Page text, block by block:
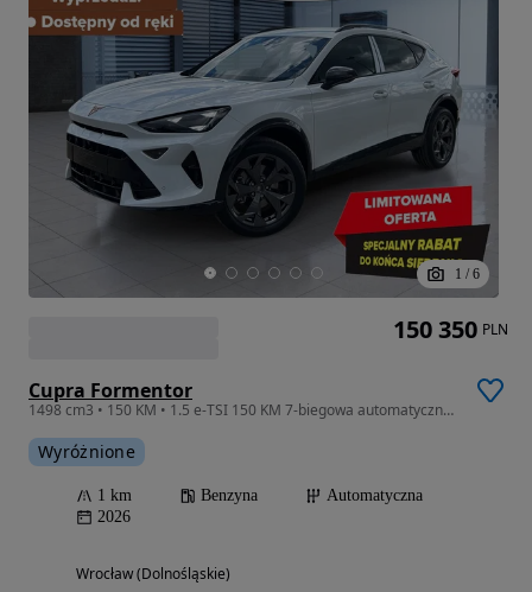
1 / 6
Cupra Formentor
1498 cm3 • 150 KM • 1.5 e-TSI 150 KM 7-biegowa automatyczna - DSG
Wyróżnione
1 km Benzyna
Automatyczna
2026
Wrocław (Dolnośląskie)
150 350 PLN